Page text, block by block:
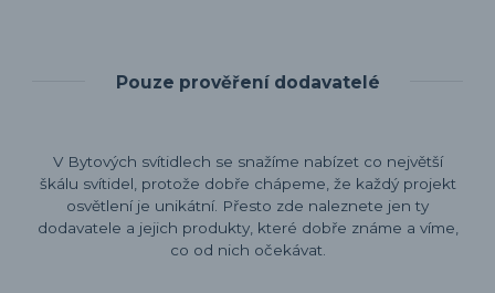
Pouze prověření dodavatelé
V Bytových svítidlech se snažíme nabízet co největší
škálu svítidel, protože dobře chápeme, že každý projekt
osvětlení je unikátní. Přesto zde naleznete jen ty
dodavatele a jejich produkty, které dobře známe a víme,
co od nich očekávat.